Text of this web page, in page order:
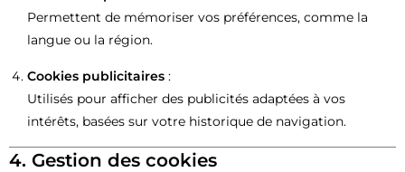
Permettent de mémoriser vos préférences, comme la
langue ou la région.
Cookies publicitaires :
Utilisés pour afficher des publicités adaptées à vos
intérêts, basées sur votre historique de navigation.
4. Gestion des cookies